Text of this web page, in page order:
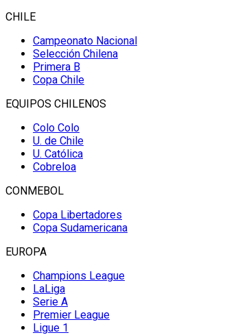
CHILE
Campeonato Nacional
Selección Chilena
Primera B
Copa Chile
EQUIPOS CHILENOS
Colo Colo
U. de Chile
U. Católica
Cobreloa
CONMEBOL
Copa Libertadores
Copa Sudamericana
EUROPA
Champions League
LaLiga
Serie A
Premier League
Ligue 1